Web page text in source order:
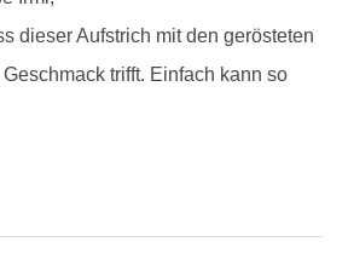
dieser Aufstrich mit den gerösteten
trifft. Einfach kann so